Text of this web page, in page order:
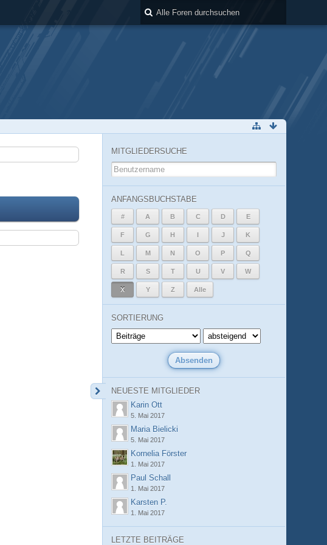
MITGLIEDERSUCHE
ANFANGSBUCHSTABE
# A B C D E
F G H I J K
L M N O P Q
R S T U V W
X Y Z Alle
SORTIERUNG
NEUESTE MITGLIEDER
Karin Ott
5. Mai 2017
Maria Bielicki
5. Mai 2017
Kornelia Förster
1. Mai 2017
Paul Schall
1. Mai 2017
Karsten P.
1. Mai 2017
LETZTE BEITRÄGE